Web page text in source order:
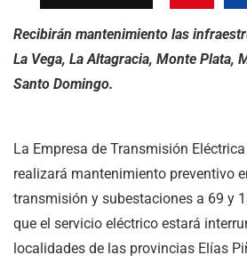
Recibirán mantenimiento las
La Vega, La Altagracia, Monte Plata,
Santo Domingo.
La Empresa de Transmisión
realizará mantenimiento preventivo
transmisión y subestaciones a 69 y
que el servicio eléctrico estará
localidades de las provincias Elías